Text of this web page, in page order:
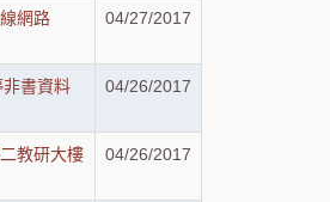
網路
04/27/2017
書資料
04/26/2017
教研大樓
04/26/2017